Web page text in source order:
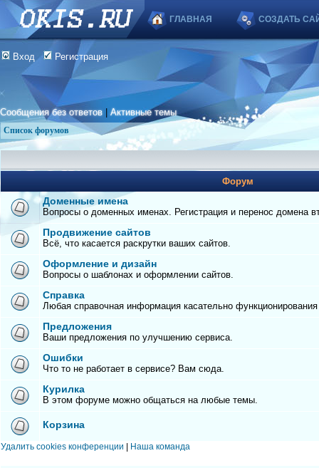
ГЛАВНАЯ СОЗДАТЬ
Вход Регистрация
Сообщения без ответов |Активные темы
Список форумов
Форум
Доменные имена
Вопросы о доменных именах. Регистрация и перенос домена
Продвижение сайтов
Всё, что касается раскрутки ваших сайтов.
Оформление и дизайн
Вопросы о шаблонах и оформлении сайтов.
Справка
Любая справочная информация касательно
Предложения
Ваши предложения по улучшению сервиса.
Ошибки
Что то не работает в сервисе? Вам сюда.
Курилка
В этом форуме можно общаться на любые темы.
Корзина
Удалить cookies конференции Наша команда